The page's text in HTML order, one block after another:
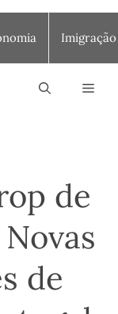
Imigração
de
de